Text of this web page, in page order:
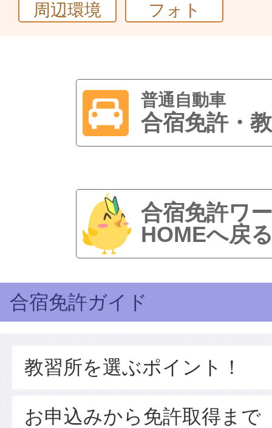
周辺環境 フォト
普通自動車
合宿免許・
合宿免許ワ
HOMEへ戻
合宿免許ガイド
教習所を選ぶポイント！
お申込みから免許取得まで